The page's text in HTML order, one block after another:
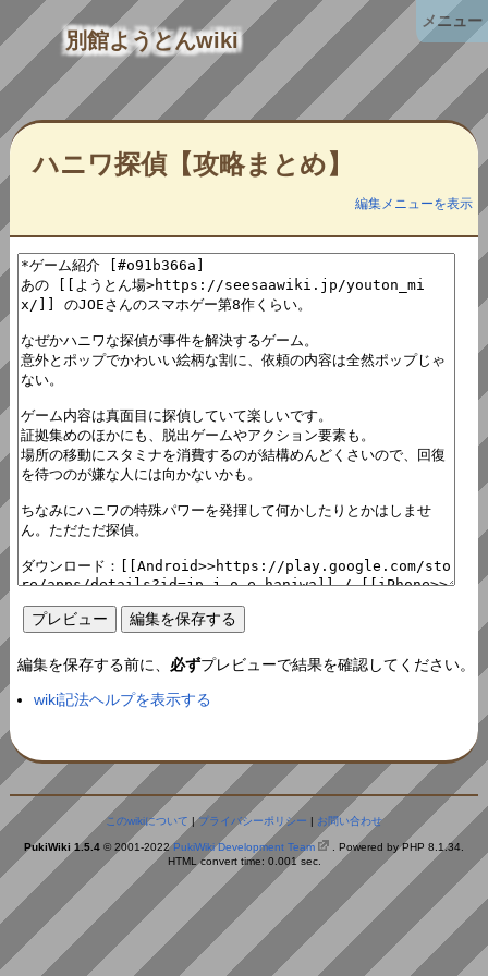
別館ようとんwiki
ハニワ探偵【攻略まとめ】
編集メニューを表示
編集を保存する前に、 必ずプレビューで結果を確認してください。
wiki記法ヘルプを表示する
このwikiについて |プライバシーポリシー | お問い合わせ
PukiWiki 1.5.4 © 2001-2022PukiWiki Development Team
. Powered by PHP 8.1.34.
HTML convert time: 0.001 sec.
メニュー